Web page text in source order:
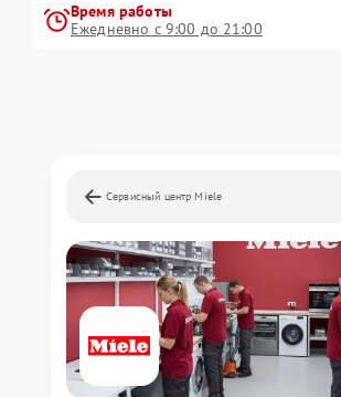
Время работы
Ежедневно с 9:00 до 21:00
Сервисный центр Miele